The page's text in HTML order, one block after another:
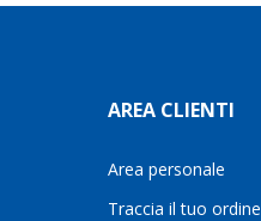
AREA CLIENTI
Area personale
Traccia il tuo ordine